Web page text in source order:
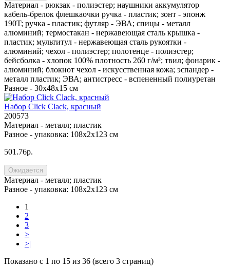
Материал - рюкзак - полиэстер; наушники аккумулятор
кабель-брелок флешкаочки ручка - пластик; зонт - эпонж
190T; ручка - пластик; футляр - ЭВА; спицы - металл
алюминий; термостакан - нержавеющая сталь крышка -
пластик; мультитул - нержавеющая сталь рукоятки -
алюминий; чехол - полиэстер; полотенце - полиэстер;
бейсболка - хлопок 100% плотность 260 г/м²; твил; фонарик -
алюминий; блокнот чехол - искусственная кожа; эспандер -
металл пластик; ЭВА; антистресс - вспененный полиуретан
Разное - 30x48x15 см
Набор Click Clack, красный
200573
Материал - металл; пластик
Разное - упаковка: 108х2х123 см
501.76р.
Ожидается
Материал - металл; пластик
Разное - упаковка: 108х2х123 см
1
2
3
>
>|
Показано с 1 по 15 из 36 (всего 3 страниц)